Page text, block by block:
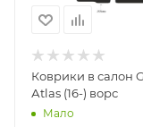
Коврики в салон
Аtlas (16-) ворс
Мало